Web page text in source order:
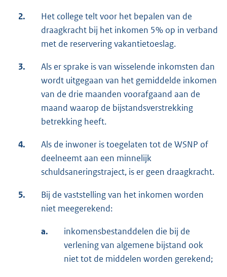
2.
Het college telt voor het bepalen van de
draagkracht bij het inkomen 5% op in verband
met de reservering vakantietoeslag.
3.
Als er sprake is van wisselende inkomsten dan
wordt uitgegaan van het gemiddelde inkomen
van de drie maanden voorafgaand aan de
maand waarop de bijstandsverstrekking
betrekking heeft.
4.
Als de inwoner is toegelaten tot de WSNP of
deelneemt aan een minnelijk
schuldsaneringstraject, is er geen draagkracht.
5.
Bij de vaststelling van het inkomen worden
niet meegerekend:
a.
inkomensbestanddelen die bij de
verlening van algemene bijstand ook
niet tot de middelen worden gerekend;